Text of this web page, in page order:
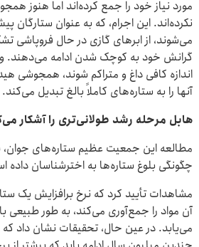
مورد نیاز خود را جمع کرده‌اند اما هنوز
نکرده‌اند. این اجرام، که به عنوان ستارگان
می‌شوند، از ابرهای گازی در حال فروپاشی
گرانش خود به کوچک شدن ادامه می‌دهند.
اندازه کافی داغ و متراکم شوند، همجوشی
آنها را به ستاره‌های کاملاً بالغ تبدیل می‌کند.
هابل مرحله رشد طولانی‌تری را آشکار
مطالعه این جمعیت عظیم ستاره‌های
چگونگی بلوغ ستاره‌ها به اخترشناسان داده
مشاهدات تأیید کرد که نرخ برافزایش یک
آن مواد را جمع‌آوری می‌کند، به طور
می‌یابد. در عین حال، تحقیقات نشان داد که